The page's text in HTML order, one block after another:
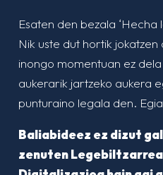
Esaten den bezala
Nik uste dut hortik
inongo momentuan ez
aukerarik jartzeko aukera
punturaino legala den.
Baliabideez ez dizut
zenuten